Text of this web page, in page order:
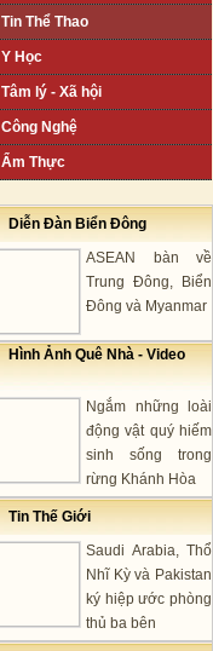
Tin Thể Thao
Y Học
Tâm lý - Xã hội
Công Nghệ
Ẩm Thực
Diễn Đàn Biển Đông
ASEAN bàn về
Trung Đông, Biển
Đông và Myanmar
Hình Ảnh Quê Nhà - Video
Ngắm những loài
động vật quý hiếm
sinh sống trong
rừng Khánh Hòa
Tin Thế Giới
Saudi Arabia, Thổ
Nhĩ Kỳ và Pakistan
ký hiệp ước phòng
thủ ba bên